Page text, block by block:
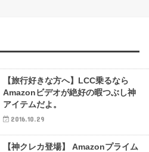
【旅行好きな方へ】LCC乗るなら
Amazonビデオが絶好の暇つぶし神
アイテムだよ。
2016.10.29
【神クレカ登場】 Amazonプライム